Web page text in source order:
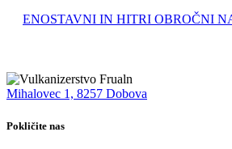
ENOSTAVNI IN HITRI OBROČNI
Mihalovec 1, 8257 Dobova
Pokličite nas